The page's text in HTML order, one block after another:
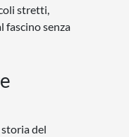
stretti,
fascino senza
del